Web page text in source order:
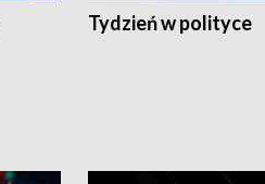
Tydzień w polityce